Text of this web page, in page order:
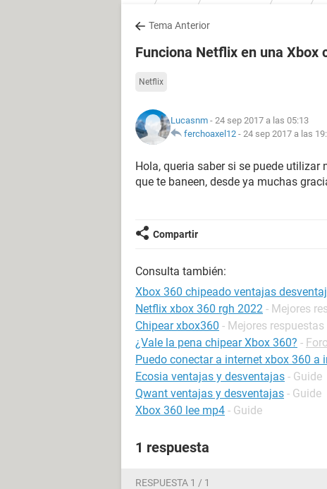
Tema Anterior
Funciona Netflix en una Xbox
Netflix
Lucasnm - 24 sep 2017 a las 05:13
ferchoaxel12 - 24 sep 2017 a las
Hola, queria saber si se puede
que te baneen, desde ya muchas
Compartir
Consulta también:
Xbox 360 chipeado ventajas
Netflix xbox 360 rgh 2022 - Mejores
Chipear xbox360 - Mejores respuestas
¿Vale la pena chipear Xbox 360? -
Puedo conectar a internet xbox 360 a
Ecosia ventajas y desventajas - Guide
Qwant ventajas y desventajas - Guide
Xbox 360 lee mp4 - Guide
1 respuesta
RESPUESTA 1 / 1